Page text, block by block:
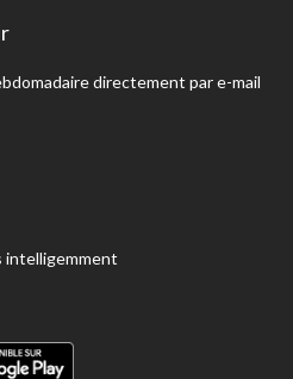
directement par e-mail
intelligemment